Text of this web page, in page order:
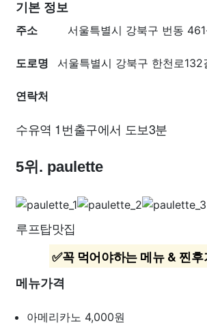
기본 정보
주소
서울특별시 강북구 번동
도로명 서울특별시 강북구 한천로132
연락처
수유역 1번출구에서 도보3분
5위. paulette
루프탑맛집
✅꼭 먹어야하는 메뉴 & 찐
메뉴가격
아메리카노 4,000원